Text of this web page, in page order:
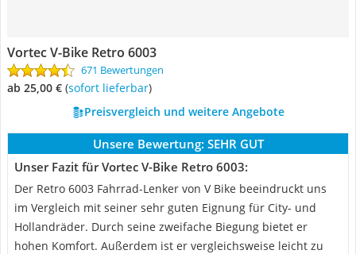
Vortec V-Bike Retro 6003
671 Bewertungen
ab 25,00 € ( Sofort lieferbar)
Preisvergleich und weitere Angebote
Unsere Bewertung: SEHR GUT
Unser Fazit für Vortec V-Bike Retro 6003:
Der Retro 6003 Fahrrad-Lenker von V Bike beeindruckt uns
im Vergleich mit seiner sehr guten Eignung für City- und
Hollandräder. Durch seine zweifache Biegung bietet er
hohen Komfort. Außerdem ist er vergleichsweise leicht zu